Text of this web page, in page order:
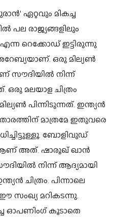
ഏറ്റവും മികച്ച
പല രാജ്യങ്ങളിലും
റെക്കോഡ് ഇട്ടിരുന്നു
ഒരു മില്യണ്‍
സൗദിയില്‍ നിന്ന്
ഒരു മലയാള ചിത്രം
പിന്നിടുന്നത്. ഇന്ത്യന്‍
മാത്രമേ ഇതുവരെ
ബോളിവുഡ്
അത്. ഷാരൂഖ് ഖാന്‍
നിന്ന് ആദ്യമായി
ചിത്രം. പിന്നാലെ
സംഖ്യ മറികടന്നു.
ഓപണിംഗ് കൂടാതെ